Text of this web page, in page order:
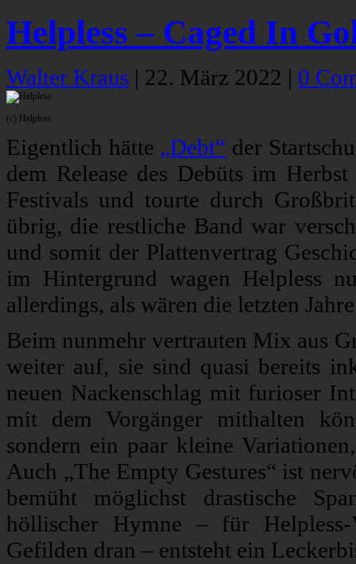
Helpless – Caged In
Walter Kraus | 22. März 2022 | 0
(c) Helpless
Eigentlich hätte „Debt“ der
dem Release des Debüts im
Festivals und tourte durch
übrig, die restliche Band war
und somit der Plattenvertrag
im Hintergrund wagen Helpless
allerdings, als wären die letzten
Beim nunmehr vertrauten Mix aus
weiter auf, sie sind quasi bereits
neuen Nackenschlag mit furioser
mit dem Vorgänger mithalten
sondern ein paar kleine
Auch „The Empty Gestures“ ist
bemüht möglichst drastische
höllischer Hymne – für
Gefilden dran – entsteht ein